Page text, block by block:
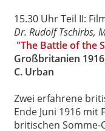
15.30 Uhr Teil II:
Dr. Rudolf Tschirbs,
"The Battle of the
Großbritanien
C. Urban
Zwei erfahrene
Ende Juni 1916
britischen